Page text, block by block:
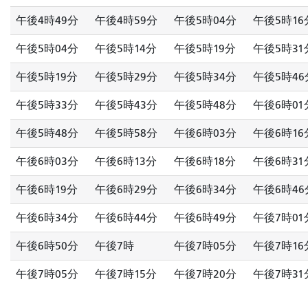
午後4時49分 午後4時59分 午後5時04分 午後5時16
午後5時04分 午後5時14分 午後5時19分 午後5時31
午後5時19分 午後5時29分 午後5時34分 午後5時46
午後5時33分 午後5時43分 午後5時48分 午後6時01
午後5時48分 午後5時58分 午後6時03分 午後6時16
午後6時03分 午後6時13分 午後6時18分 午後6時31
午後6時19分 午後6時29分 午後6時34分 午後6時46
午後6時34分 午後6時44分 午後6時49分 午後7時01
午後6時50分 午後7時 午後7時05分 午後7時16
午後7時05分 午後7時15分 午後7時20分 午後7時31